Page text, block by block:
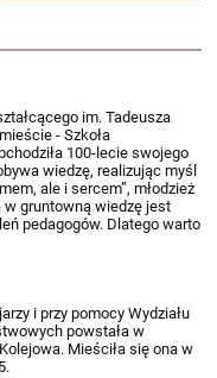
im. Tadeusza
- Szkoła
100-lecie swojego
wiedzę, realizując myśl
ale i sercem”, młodzież
gruntowną wiedzę jest
pedagogów. Dlatego warto
i przy pomocy Wydziału
powstała w
Mieściła się ona w